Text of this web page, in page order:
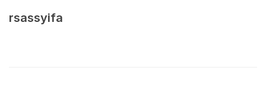
rsassyifa